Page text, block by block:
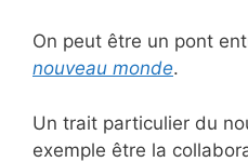
On peut être un pont
nouveau monde.
Un trait particulier du
exemple être la